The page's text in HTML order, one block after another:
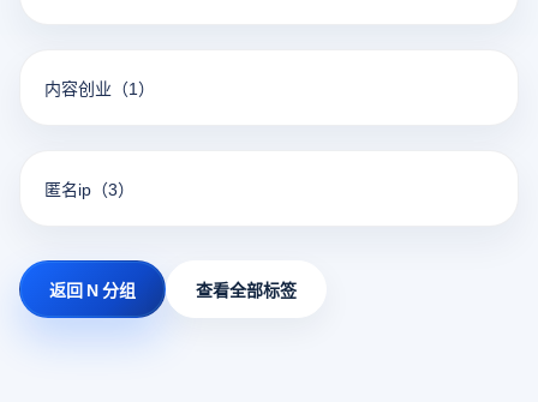
内容创业 （1）
匿名ip （3）
返回 N 分组 查看全部标签